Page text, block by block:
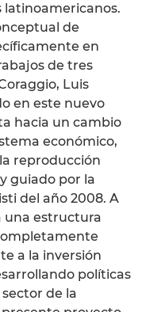
latinoamericanos.
de
en
de tres
Luis
en este nuevo
hacia un cambio
económico,
reproducción
guiado por la
del año 2008. A
una estructura
a la inversión
políticas
de la